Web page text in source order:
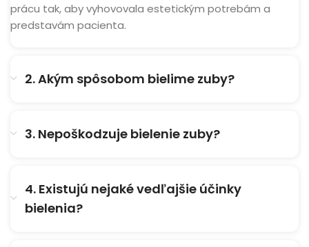
prácu tak, aby vyhovovala estetickým potrebám a
predstavám pacienta.
2. Akým spôsobom bielime zuby?
3. Nepoškodzuje bielenie zuby?
4. Existujú nejaké vedľajšie účinky
bielenia?